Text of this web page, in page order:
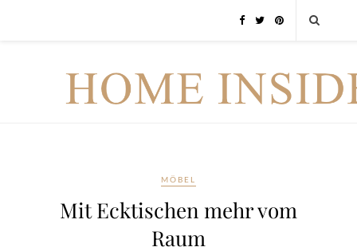
MÖBEL
Mit Ecktischen mehr vom
Raum